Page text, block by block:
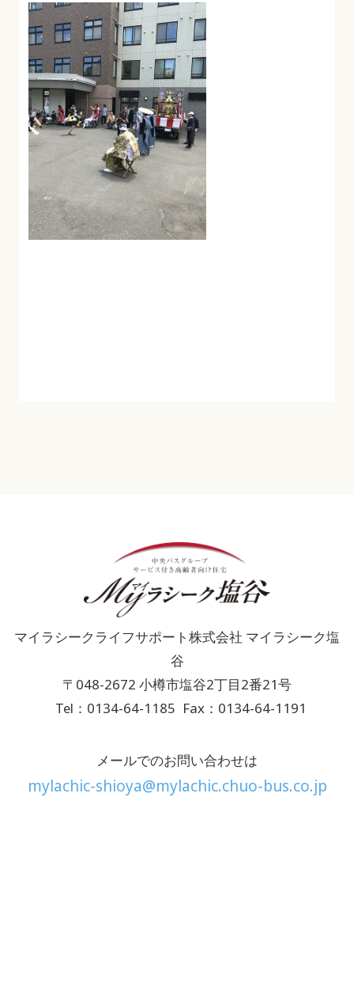
マイラシークライフサポート株式会社 マイラシーク塩
谷
〒048-2672 小樽市塩谷2丁目2番21号
Tel：0134-64-1185 Fax：0134-64-1191
メールでのお問い合わせは
mylachic-shioya@mylachic.chuo-bus.co.jp